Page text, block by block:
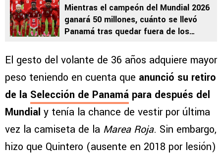
Mientras el campeón del Mundial 2026
ganará 50 millones, cuánto se llevó
Panamá tras quedar fuera de los
El gesto del volante de 36 años adquiere mayor
peso teniendo en cuenta que anunció su retiro
de la Selección de Panamá para después del
Mundial y tenía la chance de vestir por última
vez la camiseta de la Marea Roja. Sin embargo,
hizo que Quintero (ausente en 2018 por lesión)